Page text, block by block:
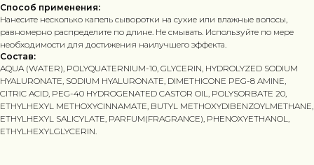
Способ применения:
Нанесите несколько капель сыворотки на сухие или влажные волосы,
равномерно распределите по длине. Не смывать. Используйте по мере
необходимости для достижения наилучшего эффекта.
Состав:
AQUA (WATER), POLYQUATERNIUM-10, GLYCERIN, HYDROLYZED SODIUM
HYALURONATE, SODIUM HYALURONATE, DIMETHICONE PEG-8 AMINE,
CITRIC ACID, PEG-40 HYDROGENATED CASTOR OIL, POLYSORBATE 20,
ETHYLHEXYL METHOXYCINNAMATE, BUTYL METHOXYDIBENZOYLMETHANE,
ETHYLHEXYL SALICYLATE, PARFUM(FRAGRANCE), PHENOXYETHANOL,
ETHYLHEXYLGLYCERIN.